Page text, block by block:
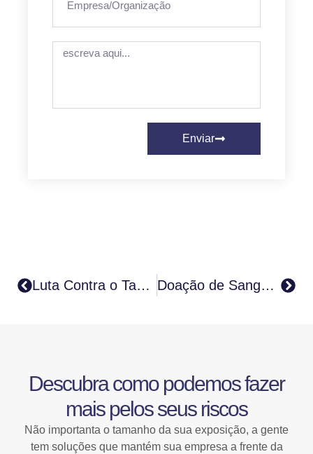
Enviar
Luta Contra o Tabagismo Doação de Sangue em Tempos de Pandemia
Descubra como podemos fazer
mais pelos seus riscos
Não importanta o tamanho da sua exposição, a gente
tem soluções que mantém sua empresa a frente da